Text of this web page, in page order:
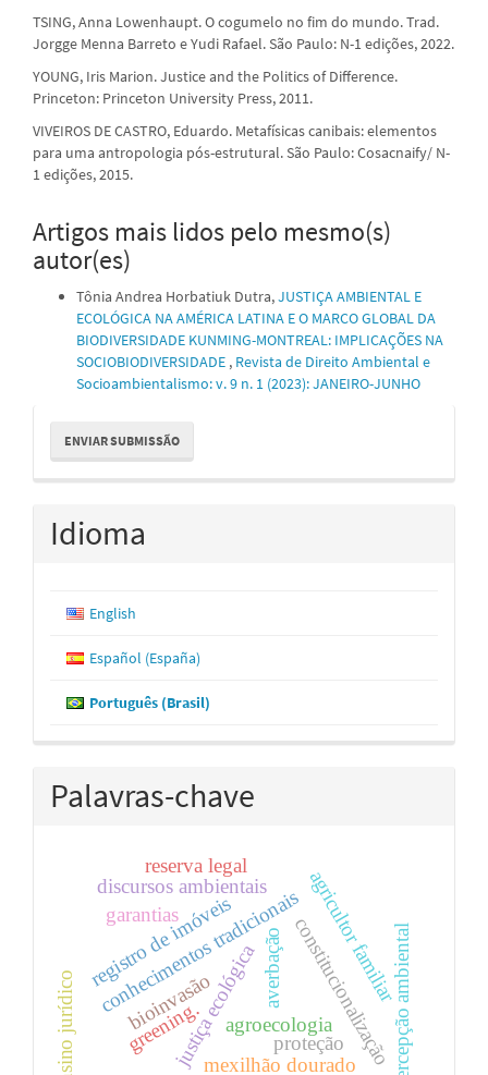
TSING, Anna Lowenhaupt. O cogumelo no fim do mundo. Trad.
Jorgge Menna Barreto e Yudi Rafael. São Paulo: N-1 edições, 2022.
YOUNG, Iris Marion. Justice and the Politics of Difference.
Princeton: Princeton University Press, 2011.
VIVEIROS DE CASTRO, Eduardo. Metafísicas canibais: elementos
para uma antropologia pós-estrutural. São Paulo: Cosacnaify/ N-
1 edições, 2015.
Artigos mais lidos pelo mesmo(s)
autor(es)
Tônia Andrea Horbatiuk Dutra,JUSTIÇA AMBIENTAL E
ECOLÓGICA NA AMÉRICA LATINA E O MARCO GLOBAL DA
BIODIVERSIDADE KUNMING-MONTREAL: IMPLICAÇÕES NA
SOCIOBIODIVERSIDADE , Revista de Direito Ambiental e
Socioambientalismo: v. 9 n. 1 (2023): JANEIRO-JUNHO
Enviar
Submissão
ENVIAR SUBMISSÃO
Idioma
English
Español (España)
Português (Brasil)
Palavras-chave
justiça ecológicaagroecologia
conhecimentos tradicionaisagricultor familiar
constitucionalização
discursos ambientais
registro de imóveis averbação
reserva legal
percepção ambiental
ensino jurídico
garantias
mexilhão dourado
bioinvasão
greening. proteção